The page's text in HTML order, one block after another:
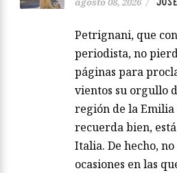
Petrignani, que
periodista, no
páginas para
vientos su orgullo
región de la Emilia
recuerda bien,
Italia. De hecho, no
ocasiones en las